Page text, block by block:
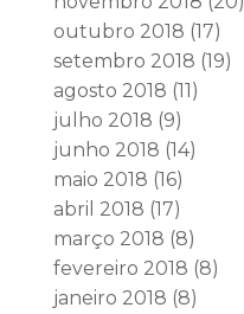
outubro 2018 (17)
setembro 2018 (19)
agosto 2018 (11)
julho 2018 (9)
junho 2018 (14)
maio 2018 (16)
abril 2018 (17)
março 2018 (8)
fevereiro 2018 (8)
janeiro 2018 (8)